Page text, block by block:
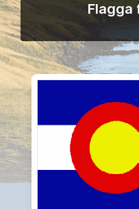
Flagga